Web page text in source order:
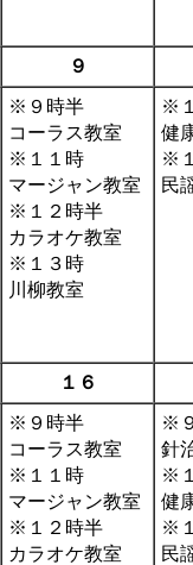
９
※９時半
コーラス教室
※１１時
マージャン教室
※１２時半
カラオケ教室
※１３時
川柳教室
※
健
※
民
１６
※９時半
コーラス教室
※１１時
マージャン教室
※１２時半
カラオケ教室
※
針
※
健
※
民